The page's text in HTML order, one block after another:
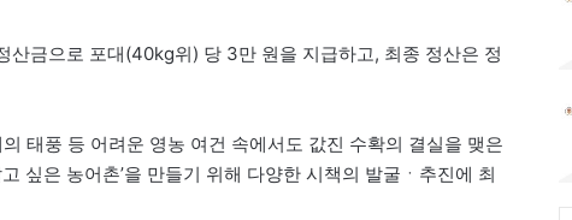
금으로 포대(40kg위) 당 3만 원을 지급하고, 최종 정산은 정
태풍 등 어려운 영농 여건 속에서도 값진 수확의 결실을 맺은
싶은 농어촌’을 만들기 위해 다양한 시책의 발굴ㆍ추진에 최